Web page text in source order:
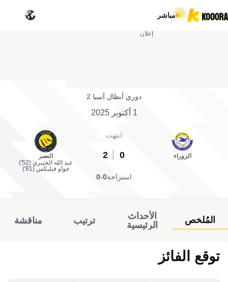
مباشر
إعلان
دوري أبطال آسيا 2
1 أكتوبر 2025
الزوراء
انتهت
0
2
النصر
عبد الله الخيبري (52')
جواو فيليكس (81')
استراحة0-0
المُلخص
الأحداث
الرئيسية
ترتيب مناقشة
توقع الفائز